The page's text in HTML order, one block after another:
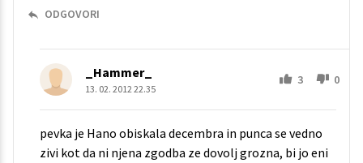
ODGOVORI
_Hammer_
13. 02. 2012 22.35
3 0
pevka je Hano obiskala decembra in punca se vedno
zivi kot da ni njena zgodba ze dovolj grozna, bi jo eni